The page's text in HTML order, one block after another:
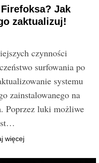
Jak
zaktualizuj!
czynności
surfowania po
systemu
zainstalowanego na
Poprzez luki możliwe
więcej